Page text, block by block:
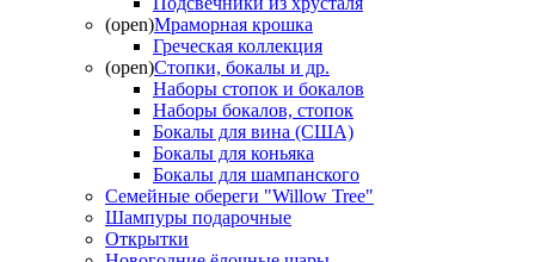
(open)Мраморная крошка
Греческая коллекция
(open)Стопки, бокалы и др.
Наборы стопок и бокалов
Наборы бокалов, стопок
Бокалы для вина (США)
Бокалы для коньяка
Бокалы для шампанского
Семейные обереги "Willow Tree"
Шампуры подарочные
Открытки